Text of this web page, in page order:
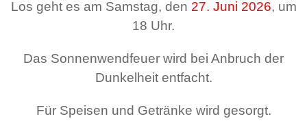
Los geht es am Samstag, den 27. Juni 2026, um
18 Uhr.
Das Sonnenwendfeuer wird bei Anbruch der
Dunkelheit entfacht.
Für Speisen und Getränke wird gesorgt.